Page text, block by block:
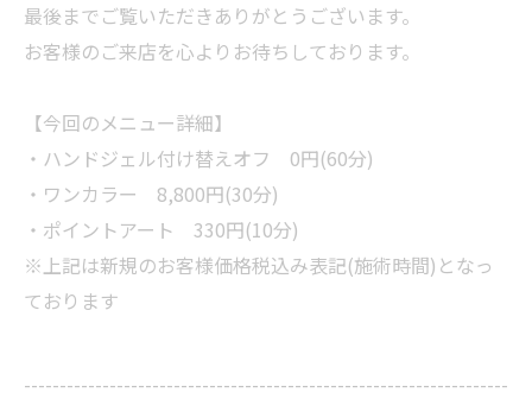
最後までご覧いただきありがとうございます。
お客様のご来店を心よりお待ちしております。
【今回のメニュー詳細】
・ハンドジェル付け替えオフ 0円(60分)
・ワンカラー 8,800円(30分)
・ポイントアート 330円(10分)
※上記は新規のお客様価格税込み表記(施術時間)となっ
ております
--------------------------------------------------------------------